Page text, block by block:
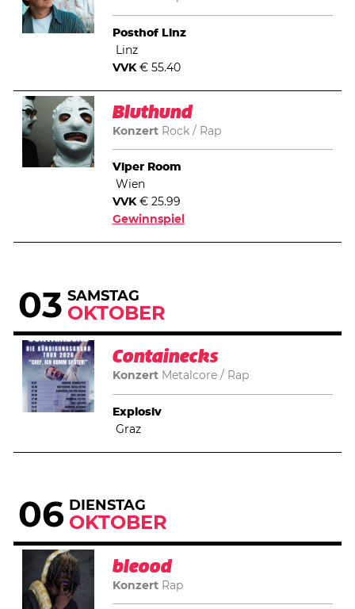
Posthof Linz
Linz
VVK€ 55.40
Bluthund
Konzert Rock Rap
Viper Room
Wien
VVK€ 25.99
Gewinnspiel
03 SAMSTAG
OKTOBER
Containecks
Konzert Metalcore Rap
Explosiv
Graz
06 DIENSTAG
OKTOBER
bleood
Konzert Rap